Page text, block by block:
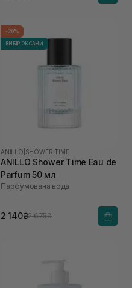
-20%
ВИБІР ОКСАНИ
ANILLO SHOWER TIME
ANILLO Shower Time Eau de
Parfum 50 мл
Парфумована вода
2 140₴2 675₴